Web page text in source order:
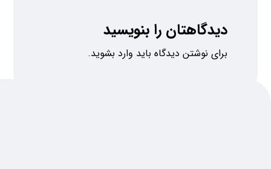
دیدگاهتان را بنویسید
برای نوشتن دیدگاه باید وارد بشوید.